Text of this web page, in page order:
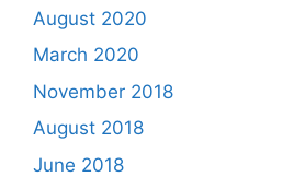
August 2020
March 2020
November 2018
August 2018
June 2018